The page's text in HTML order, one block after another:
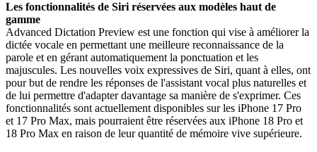
Les fonctionnalités de Siri réservées aux modèles haut de
gamme
Advanced Dictation Preview est une fonction qui vise à améliorer la
dictée vocale en permettant une meilleure reconnaissance de la
parole et en gérant automatiquement la ponctuation et les
majuscules. Les nouvelles voix expressives de Siri, quant à elles, ont
pour but de rendre les réponses de l'assistant vocal plus naturelles et
de lui permettre d'adapter davantage sa manière de s'exprimer. Ces
fonctionnalités sont actuellement disponibles sur les iPhone 17 Pro
et 17 Pro Max, mais pourraient être réservées aux iPhone 18 Pro et
18 Pro Max en raison de leur quantité de mémoire vive supérieure.